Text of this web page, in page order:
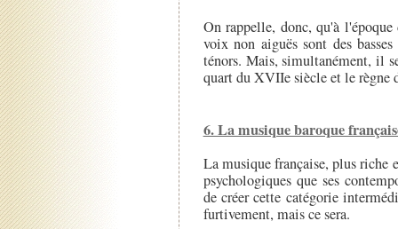
On rappelle, donc, qu'à
voix non aiguës sont des
ténors. Mais, simultanément, il
quart du XVIIe siècle et le règne
6. La musique baroque
La musique française, plus riche
psychologiques que ses
de créer cette catégorie
furtivement, mais ce sera.